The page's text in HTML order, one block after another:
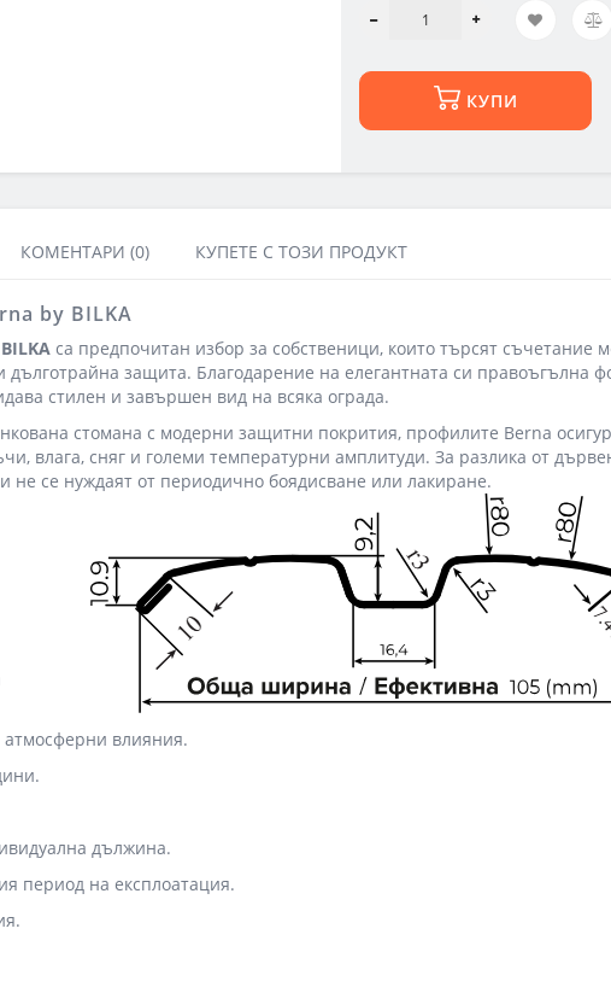
КУПИ
КОМЕНТАРИ (0) КУПЕТЕ С ТОЗИ ПРОДУКТ
by BILKA
са предпочитан избор за собственици, които търсят съчетание
защита. Благодарение на елегантната си правоъгълна
стилен и завършен вид на всяка ограда.
стомана с модерни защитни покрития, профилите Berna
влага, сняг и големи температурни амплитуди. За разлика от
не се нуждаят от периодично боядисване или лакиране.
атмосферни влияния.
дължина.
период на експлоатация.